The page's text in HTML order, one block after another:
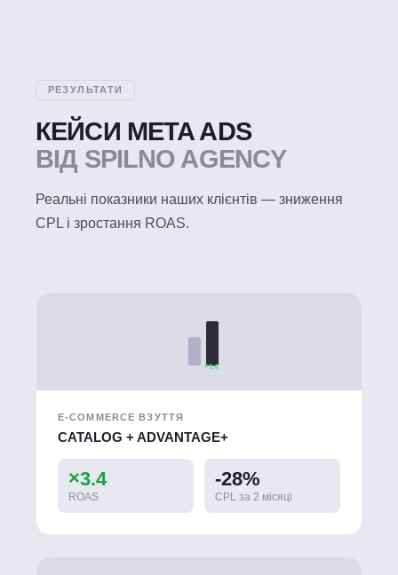
РЕЗУЛЬТАТИ
КЕЙСИ META ADS
ВІД SPILNO AGENCY
Реальні показники наших клієнтів — зниження
CPL і зростання ROAS.
×3.4
E-COMMERCE ВЗУТТЯ
CATALOG + ADVANTAGE+
×3.4
ROAS
-28%
CPL за 2 місяці